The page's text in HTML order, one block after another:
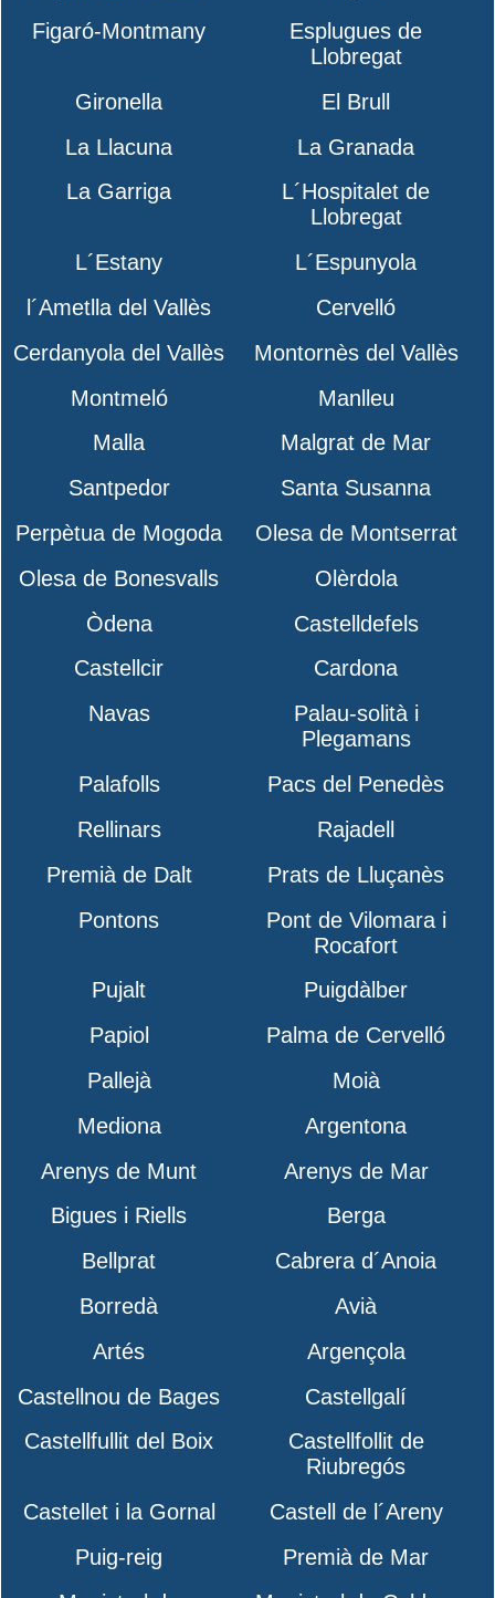
Figaró-Montmany
Esplugues de
Llobregat
Gironella
El Brull
La Llacuna
La Granada
La Garriga
L´Hospitalet de
Llobregat
L´Estany
L´Espunyola
l´Ametlla del Vallès
Cervelló
Cerdanyola del Vallès
Montornès del Vallès
Montmeló
Manlleu
Malla
Malgrat de Mar
Santpedor
Santa Susanna
Perpètua de Mogoda
Olesa de Montserrat
Olesa de Bonesvalls
Olèrdola
Òdena
Castelldefels
Castellcir
Cardona
Navas
Palau-solità i
Plegamans
Palafolls
Pacs del Penedès
Rellinars
Rajadell
Premià de Dalt
Prats de Lluçanès
Pontons
Pont de Vilomara i
Rocafort
Pujalt
Puigdàlber
Papiol
Palma de Cervelló
Pallejà
Moià
Mediona
Argentona
Arenys de Munt
Arenys de Mar
Bigues i Riells
Berga
Bellprat
Cabrera d´Anoia
Borredà
Avià
Artés
Argençola
Castellnou de Bages
Castellgalí
Castellfullit del Boix
Castellfollit de
Riubregós
Castellet i la Gornal
Castell de l´Areny
Puig-reig
Premià de Mar